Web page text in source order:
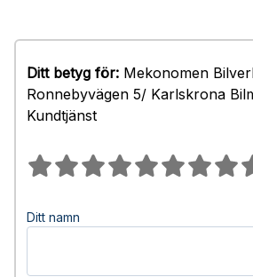
Ditt betyg för: Mekonomen
Ronnebyvägen 5/ Karlskrona
Kundtjänst
Ditt namn